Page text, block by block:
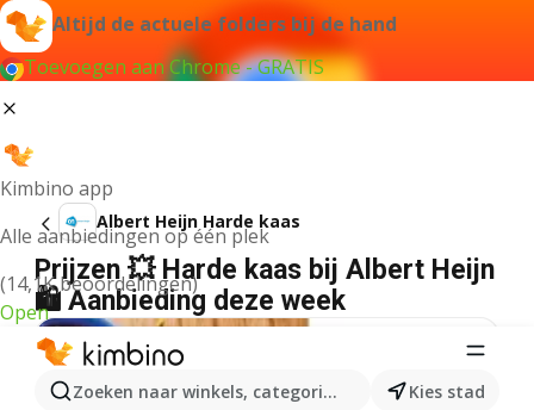
Altijd de actuele folders bij de hand
Toevoegen aan Chrome - GRATIS
Kimbino app
Alle aanbiedingen op één plek
(14,1K beoordelingen)
Open
Zoeken naar winkels, categorieën, producten...
Kies stad
Albert Heijn Harde kaas
Prijzen 💥 Harde kaas bij Albert Heijn
🛍️ Aanbieding deze week